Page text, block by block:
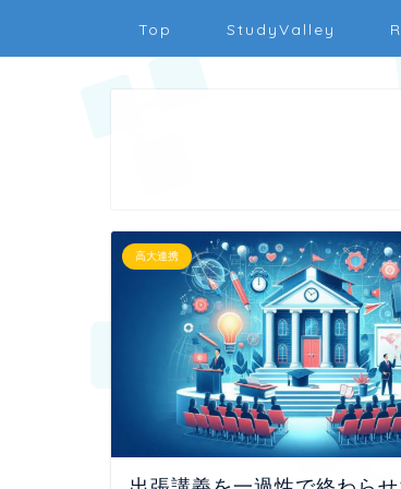
Top StudyValley
高大連携